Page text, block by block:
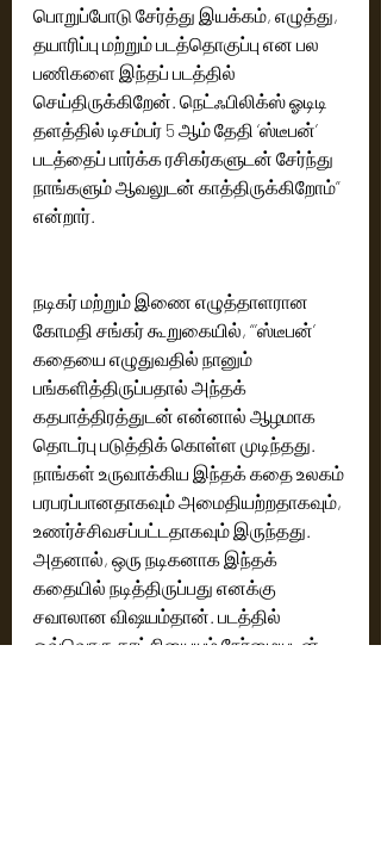
பொறுப்போடு சேர்த்து இயக்கம், எழுத்து,
தயாரிப்பு மற்றும் படத்தொகுப்பு என பல
பணிகளை இந்தப் படத்தில்
செய்திருக்கிறேன். நெட்ஃபிலிக்ஸ் ஓடிடி
தளத்தில் டிசம்பர் 5 ஆம் தேதி ‘ஸ்டீபன்’
படத்தைப் பார்க்க ரசிகர்களுடன் சேர்ந்து
நாங்களும் ஆவலுடன் காத்திருக்கிறோம்”
என்றார்.
நடிகர் மற்றும் இணை எழுத்தாளரான
கோமதி சங்கர் கூறுகையில், “’ஸ்டீபன்’
கதையை எழுதுவதில் நானும்
பங்களித்திருப்பதால் அந்தக்
கதபாத்திரத்துடன் என்னால் ஆழமாக
தொடர்பு படுத்திக் கொள்ள முடிந்தது.
நாங்கள் உருவாக்கிய இந்தக் கதை உலகம்
பரபரப்பானதாகவும் அமைதியற்றதாகவும்,
உணர்ச்சிவசப்பட்டதாகவும் இருந்தது.
அதனால், ஒரு நடிகனாக இந்தக்
கதையில் நடித்திருப்பது எனக்கு
சவாலான விஷயம்தான். படத்தில்
ஒவ்வொரு காட்சியையும் நேர்மையுடன்